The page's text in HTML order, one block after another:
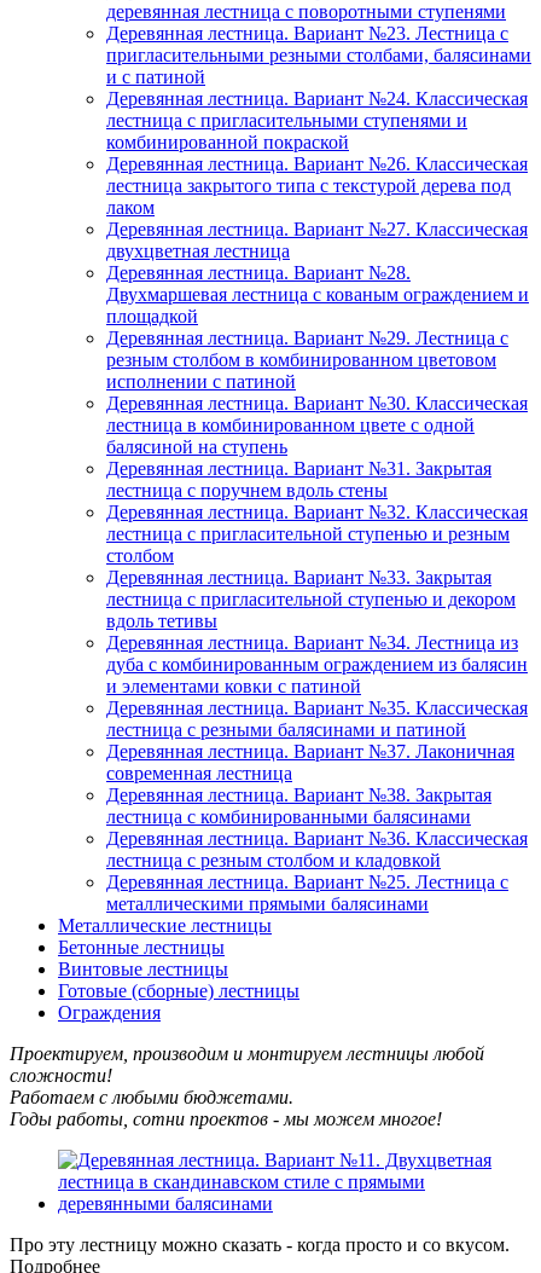
деревянная лестница с поворотными ступенями
Деревянная лестница. Вариант №23. Лестница с
пригласительными резными столбами, балясинами
и с патиной
Деревянная лестница. Вариант №24. Классическая
лестница с пригласительными ступенями и
комбинированной покраской
Деревянная лестница. Вариант №26. Классическая
лестница закрытого типа с текстурой дерева под
лаком
Деревянная лестница. Вариант №27. Классическая
двухцветная лестница
Деревянная лестница. Вариант №28.
Двухмаршевая лестница с кованым ограждением и
площадкой
Деревянная лестница. Вариант №29. Лестница с
резным столбом в комбинированном цветовом
исполнении с патиной
Деревянная лестница. Вариант №30. Классическая
лестница в комбинированном цвете с одной
балясиной на ступень
Деревянная лестница. Вариант №31. Закрытая
лестница с поручнем вдоль стены
Деревянная лестница. Вариант №32. Классическая
лестница с пригласительной ступенью и резным
столбом
Деревянная лестница. Вариант №33. Закрытая
лестница с пригласительной ступенью и декором
вдоль тетивы
Деревянная лестница. Вариант №34. Лестница из
дуба с комбинированным ограждением из балясин
и элементами ковки с патиной
Деревянная лестница. Вариант №35. Классическая
лестница с резными балясинами и патиной
Деревянная лестница. Вариант №37. Лаконичная
современная лестница
Деревянная лестница. Вариант №38. Закрытая
лестница с комбинированными балясинами
Деревянная лестница. Вариант №36. Классическая
лестница с резным столбом и кладовкой
Деревянная лестница. Вариант №25. Лестница с
металлическими прямыми балясинами
Металлические лестницы
Бетонные лестницы
Винтовые лестницы
Готовые (сборные) лестницы
Ограждения
Проектируем, производим и монтируем лестницы любой
сложности!
Работаем с любыми бюджетами.
Годы работы, сотни проектов - мы можем многое!
Про эту лестницу можно сказать - когда просто и со вкусом.
Подробнее